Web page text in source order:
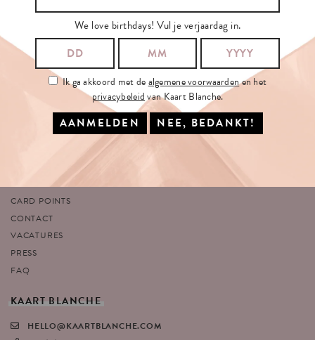
INSCHRIJVEN
SITEMAP
OVER ONS
ANTWERP STORE
CARD POINTS
CONTACT
VACATURES
PRESS
FAQ
VOLG ONS
Facebook
Instagram
KAART BLANCHE
HELLO@KAARTBLANCHE.COM
We love birthdays! Vul je verjaardag in.
Ik ga akkoord met dealgemene voorwaardenen het
privacybeleidvan Kaart Blanche.